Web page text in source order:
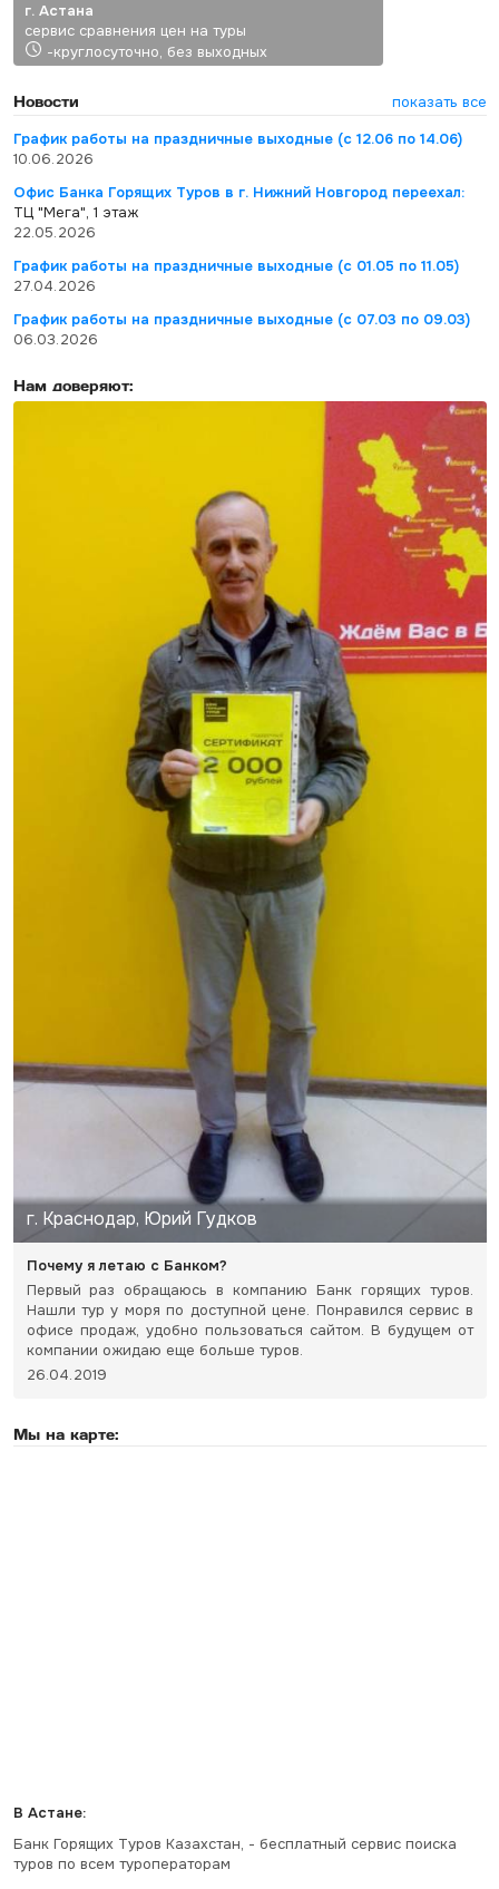
г. Астана
сервис сравнения цен на туры
-круглосуточно, без выходных
Новости
показать все
График работы на праздничные выходные (с 12.06 по 14.06)
10.06.2026
Офис Банка Горящих Туров в г. Нижний Новгород переехал:
ТЦ "Мега", 1 этаж
22.05.2026
График работы на праздничные выходные (с 01.05 по 11.05)
27.04.2026
График работы на праздничные выходные (с 07.03 по 09.03)
06.03.2026
Нам доверяют:
г. Краснодар, Юрий Гудков
Почему я летаю с Банком?
Первый раз обращаюсь в компанию Банк горящих туров.
Нашли тур у моря по доступной цене. Понравился сервис в
офисе продаж, удобно пользоваться сайтом. В будущем от
компании ожидаю еще больше туров.
26.04.2019
Мы на карте:
В Астане:
Банк Горящих Туров Казахстан, - бесплатный сервис поиска
туров по всем туроператорам